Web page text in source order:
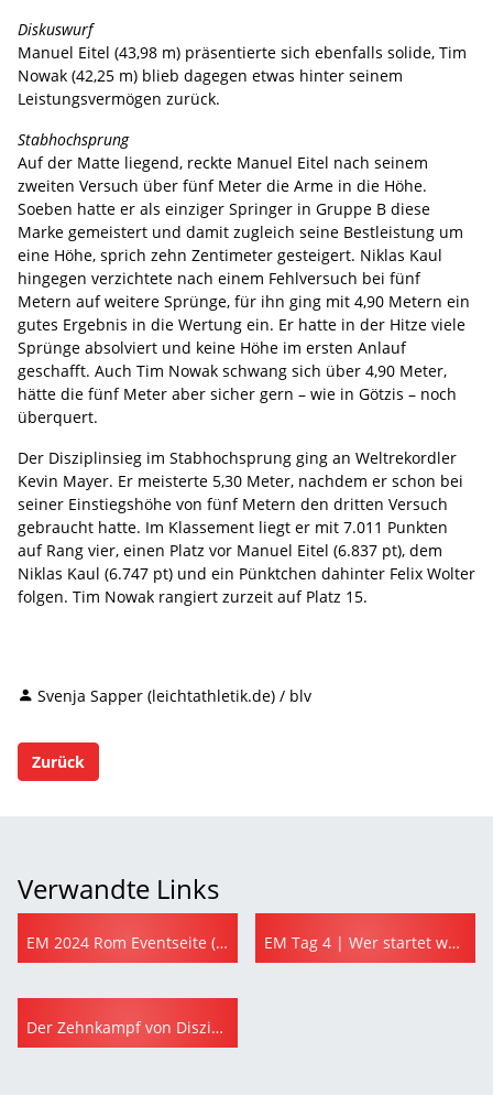
Diskuswurf
Manuel Eitel (43,98 m) präsentierte sich ebenfalls solide, Tim
Nowak (42,25 m) blieb dagegen etwas hinter seinem
Leistungsvermögen zurück.
Stabhochsprung
Auf der Matte liegend, reckte Manuel Eitel nach seinem
zweiten Versuch über fünf Meter die Arme in die Höhe.
Soeben hatte er als einziger Springer in Gruppe B diese
Marke gemeistert und damit zugleich seine Bestleistung um
eine Höhe, sprich zehn Zentimeter gesteigert. Niklas Kaul
hingegen verzichtete nach einem Fehlversuch bei fünf
Metern auf weitere Sprünge, für ihn ging mit 4,90 Metern ein
gutes Ergebnis in die Wertung ein. Er hatte in der Hitze viele
Sprünge absolviert und keine Höhe im ersten Anlauf
geschafft. Auch Tim Nowak schwang sich über 4,90 Meter,
hätte die fünf Meter aber sicher gern – wie in Götzis – noch
überquert.
Der Disziplinsieg im Stabhochsprung ging an Weltrekordler
Kevin Mayer. Er meisterte 5,30 Meter, nachdem er schon bei
seiner Einstiegshöhe von fünf Metern den dritten Versuch
gebraucht hatte. Im Klassement liegt er mit 7.011 Punkten
auf Rang vier, einen Platz vor Manuel Eitel (6.837 pt), dem
Niklas Kaul (6.747 pt) und ein Pünktchen dahinter Felix Wolter
folgen. Tim Nowak rangiert zurzeit auf Platz 15.
Svenja Sapper (leichtathletik.de) / blv
Zurück
Verwandte Links
EM 2024 Rom Eventseite (leichtathletik.de) EM Tag 4 | Wer startet wann (leichtathletik.de)
Der Zehnkampf von Disziplin zu Disziplin (leichtathletik.de)